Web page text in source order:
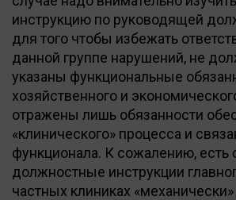
инструкцию по руководящей
для того чтобы избежать
данной группе нарушений, не
указаны функциональные
хозяйственного и
отражены лишь обязанности
«клинического» процесса и
функционала. К сожалению, есть
должностные инструкции
частных клиниках